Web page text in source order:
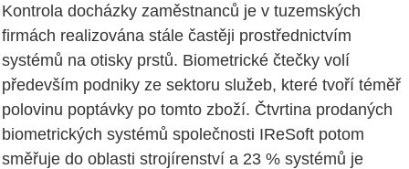
Kontrola docházky zaměstnanců je v tuzemských
firmách realizována stále častěji prostřednictvím
systémů na otisky prstů. Biometrické čtečky volí
především podniky ze sektoru služeb, které tvoří téměř
polovinu poptávky po tomto zboží. Čtvrtina prodaných
biometrických systémů společnosti IReSoft potom
směřuje do oblasti strojírenství a 23 % systémů je